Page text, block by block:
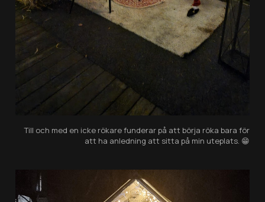
Till och med en icke rökare funderar på att börja röka bara för
att ha anledning att sitta på min uteplats. 😁